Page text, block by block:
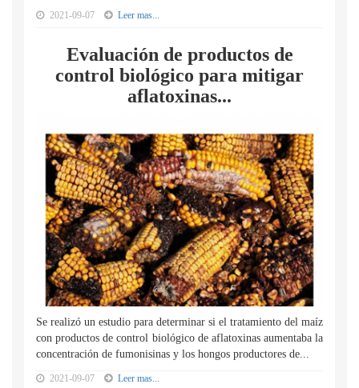
2021-09-07 Leer mas...
Evaluación de productos de
control biológico para mitigar
aflatoxinas...
Se realizó un estudio para determinar si el tratamiento del maíz
con productos de control biológico de aflatoxinas aumentaba la
concentración de fumonisinas y los hongos productores de...
2021-09-07 Leer mas...